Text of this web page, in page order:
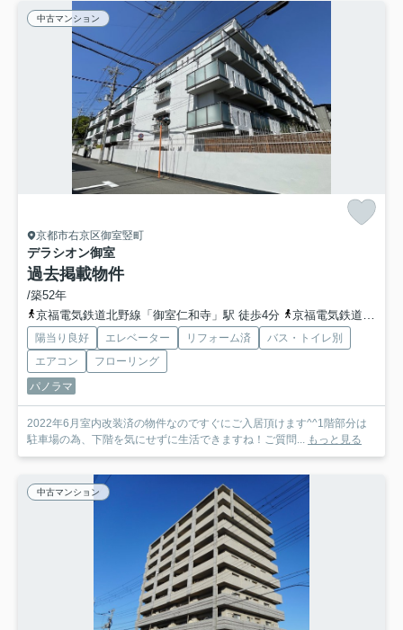
中古マンション
京都市右京区御室竪町
デラシオン御室
過去掲載物件
/築52年
京福電気鉄道北野線「御室仁和寺」駅 徒歩4分
京福電気鉄道北野線「妙心寺」駅 徒歩4分
陽当り良好 エレベーター リフォーム済
バス・トイレ別
エアコン
フローリング
パノラマ
2022年6月室内改装済の物件なのですぐにご入居頂けます^^1階部分は
駐車場の為、下階を気にせずに生活できますね！ご質問... もっと見る
中古マンション